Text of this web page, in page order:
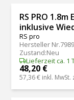
RS PRO
inklusive
RS pro
Hersteller Nr.
Zustand:Neu
Lieferzeit ca. 1
48,20 €
57,36 € inkl.